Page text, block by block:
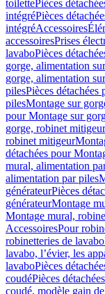
toilettePièces
intégréPièces
intégréAccessoires
accessoiresPrises
lavaboPièces
gorge, alimentation
gorge, alimentation
pilesPièces
pilesMontage sur
pour Montage sur
gorge, robinet mitigeur
robinet mitigeur
détachées pour
mural, alimentation
alimentation par piles
générateurPièces
générateurMontage
Montage mural,
AccessoiresPour
robinetteries de lavabo
lavabo, l’évier, les
lavaboPièces
coudéPièces
coudé, modèle gain